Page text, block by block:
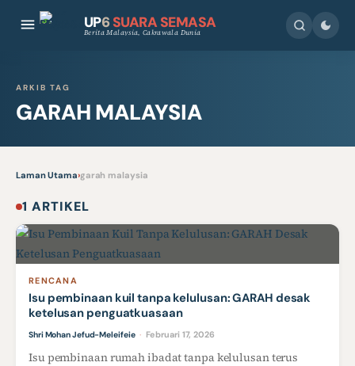
UP6 SUARA SEMASA
Berita Malaysia, Cakrawala Dunia
ARKIB TAG
GARAH MALAYSIA
Laman Utama›garah malaysia
1 ARTIKEL
RENCANA
Isu pembinaan kuil tanpa kelulusan: GARAH desak
ketelusan penguatkuasaan
Shri Mohan Jefud-Meleifeie · Februari 17, 2026
Isu pembinaan rumah ibadat tanpa kelulusan terus